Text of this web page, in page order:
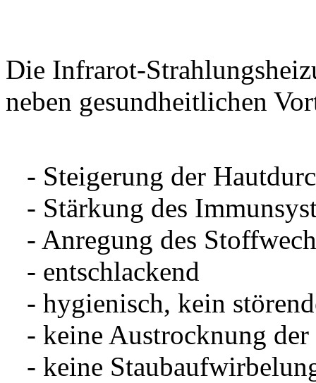
Die Infrarot-
neben gesundheitlichen
- Steigerung der
- Stärkung des
- Anregung des
- entschlackend
- hygienisch, kein
- keine Austrocknung
- keine